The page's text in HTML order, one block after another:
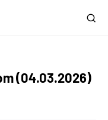
(04.03.2026)
0